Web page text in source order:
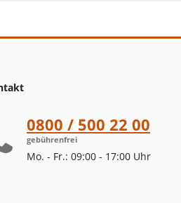
0800 / 500 22 00
gebührenfrei
Mo. - Fr.: 09:00 - 17:00 Uhr